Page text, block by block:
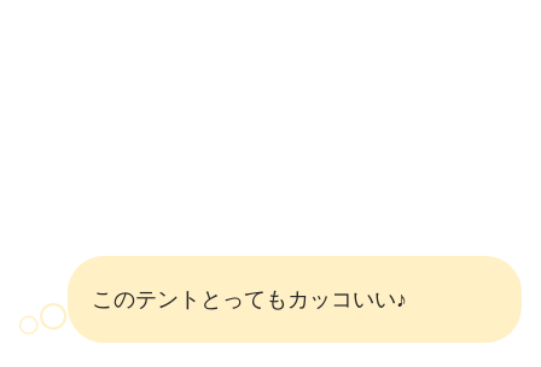
このテントとってもカッコいい♪